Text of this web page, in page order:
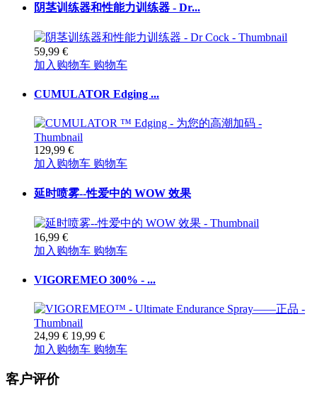
阴茎训练器和性能力训练器 - Dr...
59,99 €
加入购物车 购物车
CUMULATOR Edging ...
129,99 €
加入购物车 购物车
延时喷雾--性爱中的 WOW 效果
16,99 €
加入购物车 购物车
VIGOREMEO 300% - ...
24,99 € 19,99 €
加入购物车 购物车
客户评价